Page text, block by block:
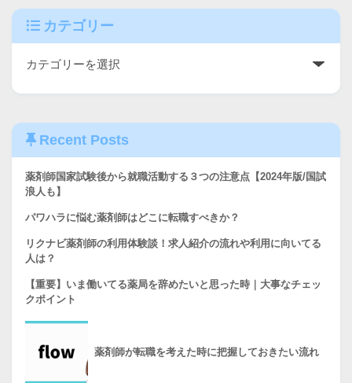
カテゴリー
Recent Posts
薬剤師国家試験後から就職活動する３つの注意点【2024年版/国試
浪人も】
パワハラに悩む薬剤師はどこに転職すべきか？
リクナビ薬剤師の利用体験談！求人紹介の流れや利用に向いてる
人は？
【重要】いま働いてる薬局を辞めたいと思った時｜大事なチェッ
クポイント
薬剤師が転職を考えた時に把握しておきたい流れ